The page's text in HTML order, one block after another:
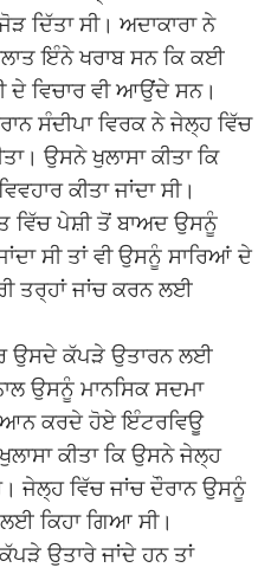
ਦਿੱਤਾ ਸੀ। ਅਦਾਕਾਰਾ ਨੇ
ਇੰਨੇ ਖਰਾਬ ਸਨ ਕਿ ਕਈ
ਦੇ ਵਿਚਾਰ ਵੀ ਆਉਂਦੇ ਸਨ।
ਸੰਦੀਪਾ ਵਿਰਕ ਨੇ ਜੇਲ੍ਹ ਵਿੱਚ
ਉਸਨੇ ਖੁਲਾਸਾ ਕੀਤਾ ਕਿ
ਕੀਤਾ ਜਾਂਦਾ ਸੀ।
ਵਿੱਚ ਪੇਸ਼ੀ ਤੋਂ ਬਾਅਦ ਉਸਨੂੰ
ਸੀ ਤਾਂ ਵੀ ਉਸਨੂੰ ਸਾਰਿਆਂ ਦੇ
ਤਰ੍ਹਾਂ ਜਾਂਚ ਕਰਨ ਲਈ
ਉਸਦੇ ਕੱਪੜੇ ਉਤਾਰਨ ਲਈ
ਉਸਨੂੰ ਮਾਨਸਿਕ ਸਦਮਾ
ਕਰਦੇ ਹੋਏ ਇੰਟਰਵਿਊ
ਕੀਤਾ ਕਿ ਉਸਨੇ ਜੇਲ੍ਹ
ਜੇਲ੍ਹ ਵਿੱਚ ਜਾਂਚ ਦੌਰਾਨ ਉਸਨੂੰ
ਕਿਹਾ ਗਿਆ ਸੀ।
ਉਤਾਰੇ ਜਾਂਦੇ ਹਨ ਤਾਂ